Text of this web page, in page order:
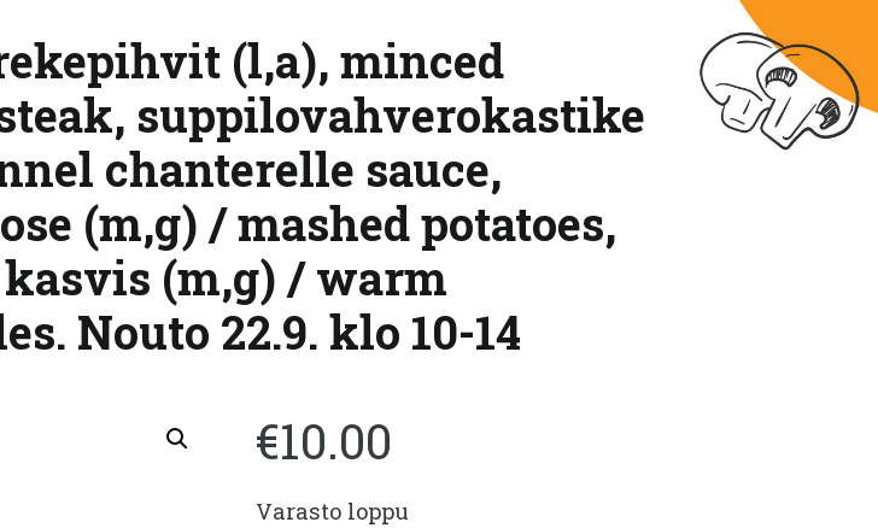
(l,a), minced
suppilovahverokastike
chanterelle sauce,
(m,g) / mashed potatoes,
(m,g) / warm
Nouto 22.9. klo 10-14
€10.00
Varasto loppu